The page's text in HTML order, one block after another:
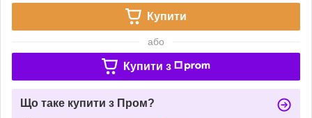
Купити
або
Купити з
Що таке купити з Пром?